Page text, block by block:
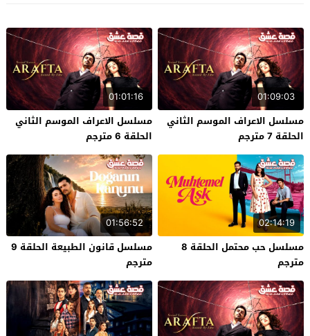
01:09:03
مسلسل الاعراف الموسم الثاني
الحلقة 7 مترجم
01:01:16
مسلسل الاعراف الموسم الثاني
الحلقة 6 مترجم
02:14:19
مسلسل حب محتمل الحلقة 8
مترجم
01:56:52
مسلسل قانون الطبيعة الحلقة 9
مترجم